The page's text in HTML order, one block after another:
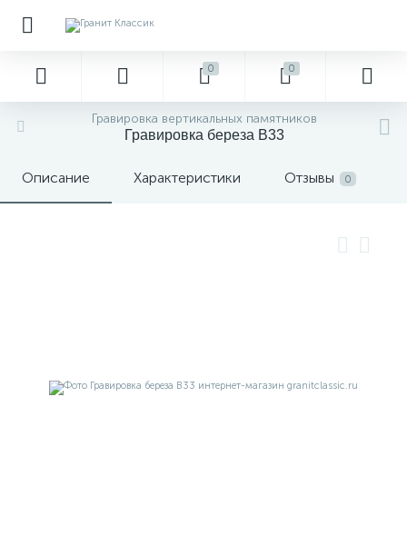
0 0
Гравировка вертикальных памятников
Гравировка береза В33
Описание Характеристики Отзывы 0